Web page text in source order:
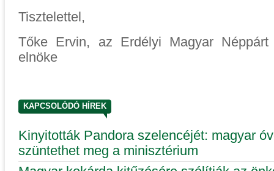
Tőke Ervin, az Erdélyi Magyar Néppárt
elnöke
KAPCSOLÓDÓ HÍREK
Kinyitották Pandora szelencéjét: magyar
szüntethet meg a minisztérium